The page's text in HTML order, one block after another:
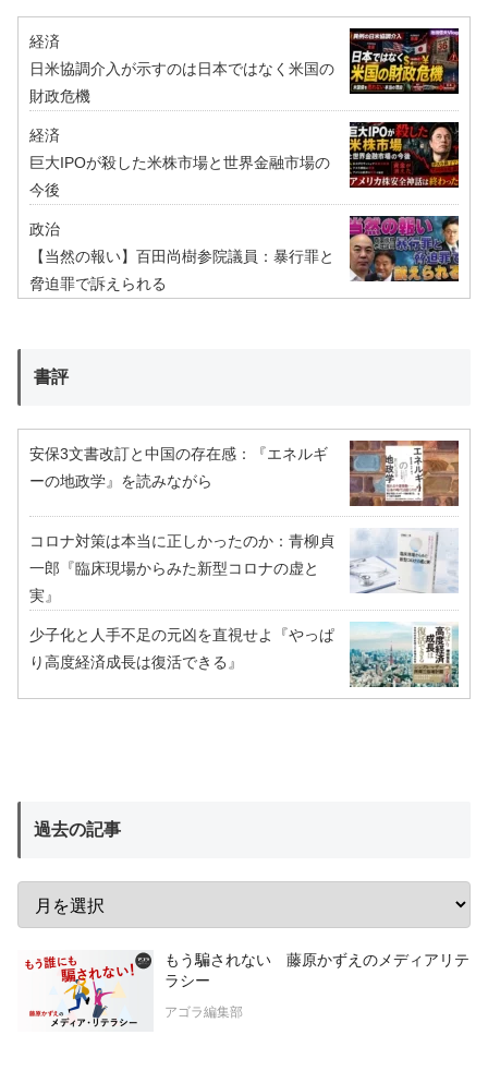
経済
日米協調介入が示すのは日本ではなく米国の
財政危機
経済
巨大IPOが殺した米株市場と世界金融市場の
今後
政治
【当然の報い】百田尚樹参院議員：暴行罪と
脅迫罪で訴えられる
書評
安保3文書改訂と中国の存在感：『エネルギ
ーの地政学』を読みながら
コロナ対策は本当に正しかったのか：青柳貞
一郎『臨床現場からみた新型コロナの虚と
実』
少子化と人手不足の元凶を直視せよ『やっぱ
り高度経済成長は復活できる』
過去の記事
もう騙されない 藤原かずえのメディアリテ
ラシー
アゴラ編集部